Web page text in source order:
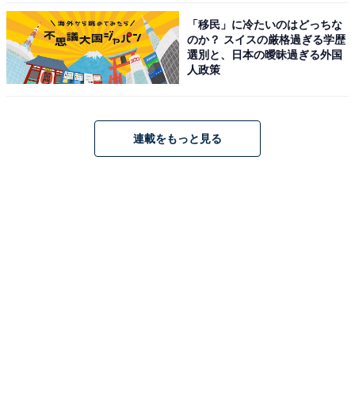
った牝馬も面白いのではないかと思っています。前者は
昨年も同じローテーションで5着に健闘していますし、
後者は不思議と牡馬相手でしか重賞を勝っていない馬で
すからね(笑)。
『キタサンブラック』が最後にどんなレースをするの
「移民」に冷たいのはどっちな
のか？ スイスの厳格過ぎる学歴
選別と、日本の曖昧過ぎる外国
人政策
連載をもっと見る